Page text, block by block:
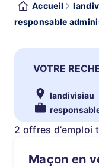
Accueil
responsable
VOTRE
landivisiau
2 offres d’emploi
Maçon en voirie et réseaux divers